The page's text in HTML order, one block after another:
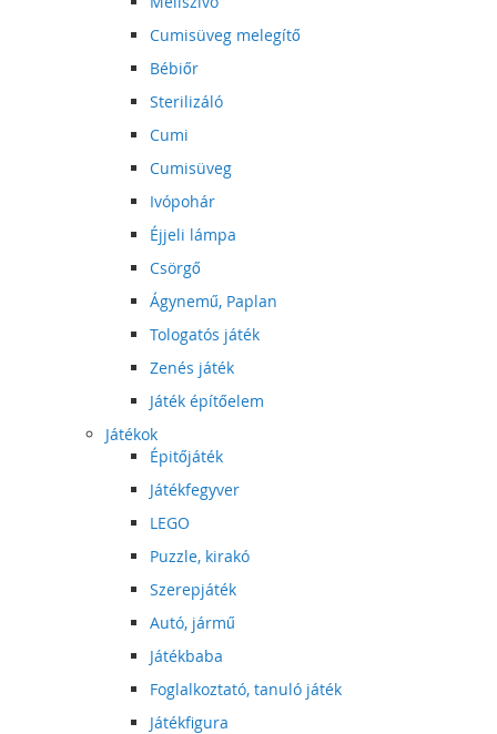
Cumisüveg melegítő
Bébiőr
Sterilizáló
Cumi
Cumisüveg
Ivópohár
Éjjeli lámpa
Csörgő
Ágynemű, Paplan
Tologatós játék
Zenés játék
Játék építőelem
Játékok
Épitőjáték
Játékfegyver
LEGO
Puzzle, kirakó
Szerepjáték
Autó, jármű
Játékbaba
Foglalkoztató, tanuló játék
Játékfigura